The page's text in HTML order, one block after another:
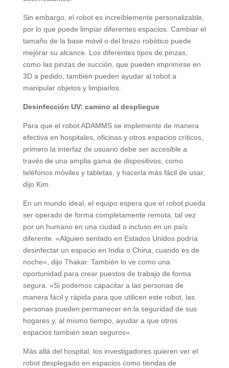
Sin embargo, el robot es increíblemente personalizable,
por lo que puede limpiar diferentes espacios. Cambiar el
tamaño de la base móvil o del brazo robótico puede
mejorar su alcance. Los diferentes tipos de pinzas,
como las pinzas de succión, que pueden imprimirse en
3D a pedido, también pueden ayudar al robot a
manipular objetos y limpiarlos.
Desinfección UV: camino al despliegue
Para que el robot ADAMMS se implemente de manera
efectiva en hospitales, oficinas y otros espacios críticos,
primero la interfaz de usuario debe ser accesible a
través de una amplia gama de dispositivos, como
teléfonos móviles y tabletas, y hacerla más fácil de usar,
dijo Kim.
En un mundo ideal, el equipo espera que el robot pueda
ser operado de forma completamente remota, tal vez
por un humano en una ciudad o incluso en un país
diferente. «Alguien sentado en Estados Unidos podría
desinfectar un espacio en India o China, cuando es de
noche», dijo Thakar. También lo ve como una
oportunidad para crear puestos de trabajo de forma
segura. «Si podemos capacitar a las personas de
manera fácil y rápida para que utilicen este robot, las
personas pueden permanecer en la seguridad de sus
hogares y, al mismo tiempo, ayudar a que otros
espacios también sean seguros».
Más allá del hospital, los investigadores quieren ver el
robot desplegado en espacios como tiendas de